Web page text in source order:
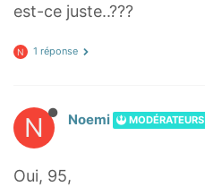
est-ce juste..???
N 1 réponse
N Noemi MODÉRATEURS
Oui, 95,